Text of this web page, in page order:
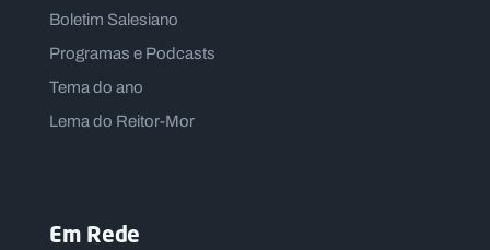
Boletim Salesiano
Programas e Podcasts
Tema do ano
Lema do Reitor-Mor
Em Rede